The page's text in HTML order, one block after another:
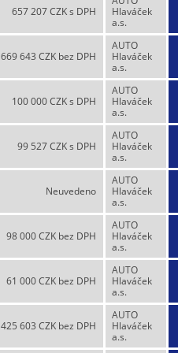
657 207 CZK s DPH
Hlaváček
a.s.
669 643 CZK bez DPH
AUTO
Hlaváček
a.s.
100 000 CZK s DPH
AUTO
Hlaváček
a.s.
99 527 CZK s DPH
AUTO
Hlaváček
a.s.
Neuvedeno
AUTO
Hlaváček
a.s.
98 000 CZK bez DPH
AUTO
Hlaváček
a.s.
61 000 CZK bez DPH
AUTO
Hlaváček
a.s.
425 603 CZK bez DPH
AUTO
Hlaváček
a.s.